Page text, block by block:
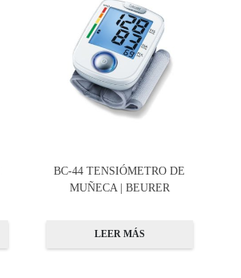
BC-44 TENSIÓMETRO DE
MUÑECA | BEURER
LEER MÁS